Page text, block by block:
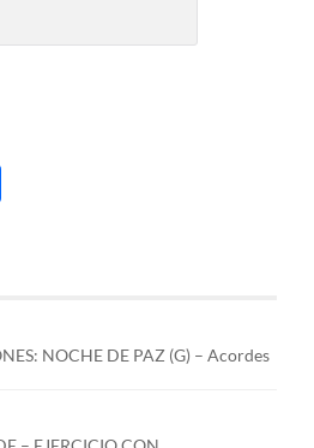
NOCHE DE PAZ (G) – Acordes